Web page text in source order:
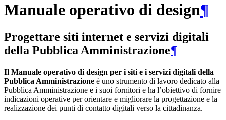
Manuale operativo di design¶
Progettare siti internet e servizi digitali
della Pubblica Amministrazione¶
Il Manuale operativo di design per i siti e i servizi digitali della
Pubblica Amministrazione è uno strumento di lavoro dedicato alla
Pubblica Amministrazione e i suoi fornitori e ha l’obiettivo di fornire
indicazioni operative per orientare e migliorare la progettazione e la
realizzazione dei punti di contatto digitali verso la cittadinanza.